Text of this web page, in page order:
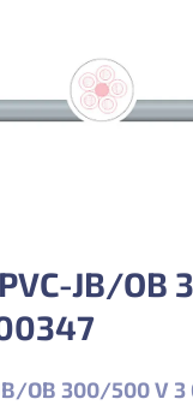
JB/OB
OB 300/500 V 3